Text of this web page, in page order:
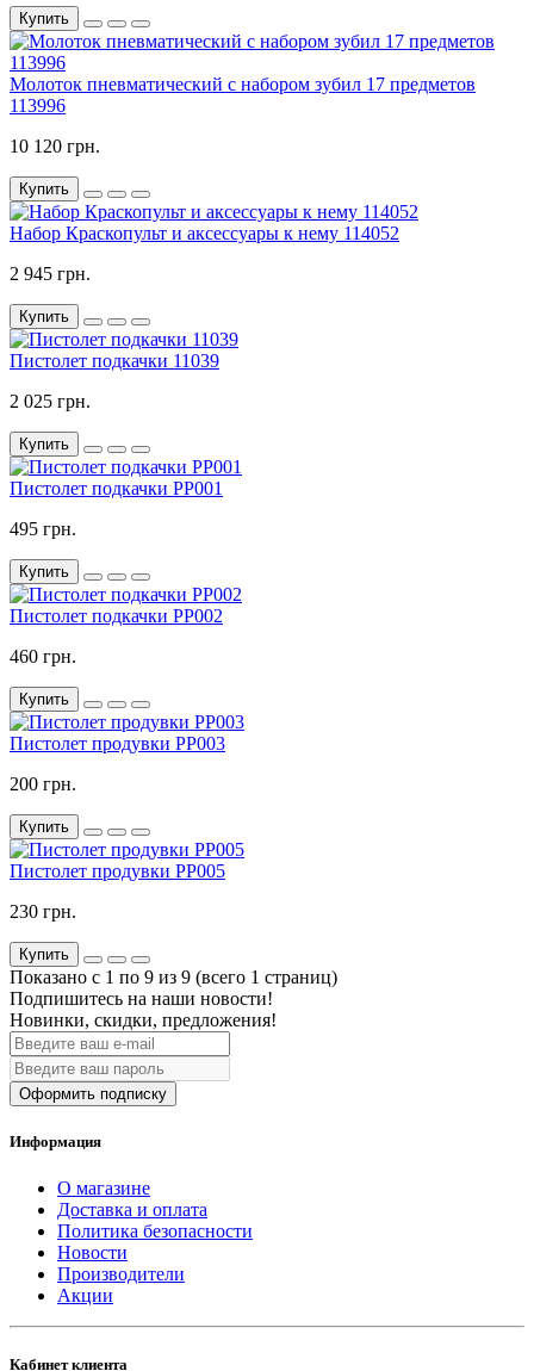
Купить
Молоток пневматический с набором зубил 17 предметов
113996
10 120 грн.
Купить
Набор Краскопульт и аксессуары к нему 114052
2 945 грн.
Купить
Пистолет подкачки 11039
2 025 грн.
Купить
Пистолет подкачки PP001
495 грн.
Купить
Пистолет подкачки PP002
460 грн.
Купить
Пистолет продувки PP003
200 грн.
Купить
Пистолет продувки PP005
230 грн.
Купить
Показано с 1 по 9 из 9 (всего 1 страниц)
Подпишитесь на наши новости!
Новинки, скидки, предложения!
Оформить подписку
Информация
О магазине
Доставка и оплата
Политика безопасности
Новости
Производители
Акции
Кабинет клиента